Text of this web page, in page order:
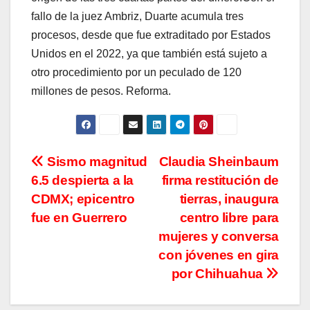
fallo de la juez Ambriz, Duarte acumula tres
procesos, desde que fue extraditado por Estados
Unidos en el 2022, ya que también está sujeto a
otro procedimiento por un peculado de 120
millones de pesos. Reforma.
Navegación
de
entradas
Claudia Sheinbaum
firma restitución de
tierras, inaugura
centro libre para
mujeres y conversa
con jóvenes en gira
por Chihuahua
Sismo magnitud
6.5 despierta a la
CDMX; epicentro
fue en Guerrero